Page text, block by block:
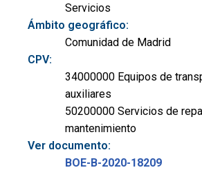
Servicios
Ámbito geográfico:
Comunidad de Madrid
CPV:
34000000 Equipos de
auxiliares
50200000 Servicios de
mantenimiento
Ver documento:
BOE-B-2020-18209